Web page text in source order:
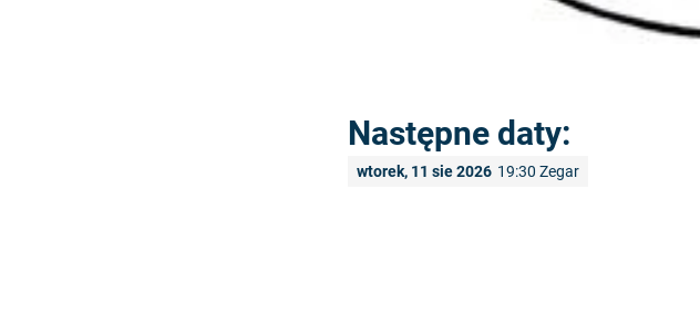
Następne daty:
wtorek, 11 sie 2026 19:30 Zegar